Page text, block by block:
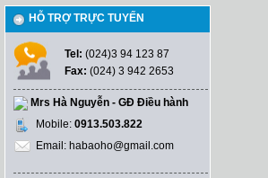
HỖ TRỢ TRỰC TUYẾN
Tel: (024)3 94 123 87
Fax: (024) 3 942 2653
Mrs Hà Nguyễn - GĐ Điều hành
Mobile: 0913.503.822
Email: habaoho@gmail.com